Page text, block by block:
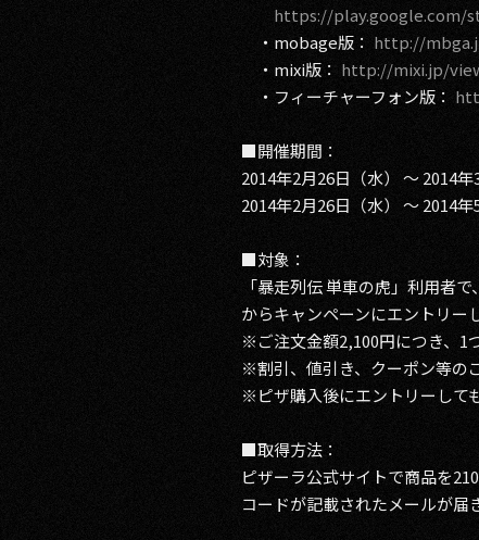
https://play.google.com/
・mobage版： http://
・mixi版： http://mixi.jp/
・フィーチャーフォン版：
■開催期間：
2014年2月26日（水） ～ 2014
2014年2月26日（水） ～ 2014
■対象：
「暴走列伝 単車の虎」利用者
からキャンペーンにエントリー
※ご注文金額2,100円につき、1
※割引、値引き、クーポン等の
※ピザ購入後にエントリーして
■取得方法：
ピザーラ公式サイトで商品を
コードが記載されたメールが届